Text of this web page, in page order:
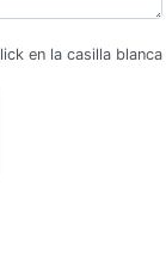
en la casilla blanca